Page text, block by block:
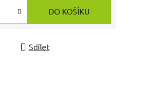
DO KOŠÍKU
Sdílet